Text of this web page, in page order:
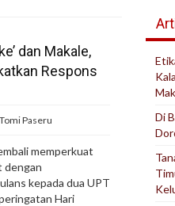
dan Makale,
Respons
Paseru
memperkuat
dengan
kepada dua UPT
Hari
Di